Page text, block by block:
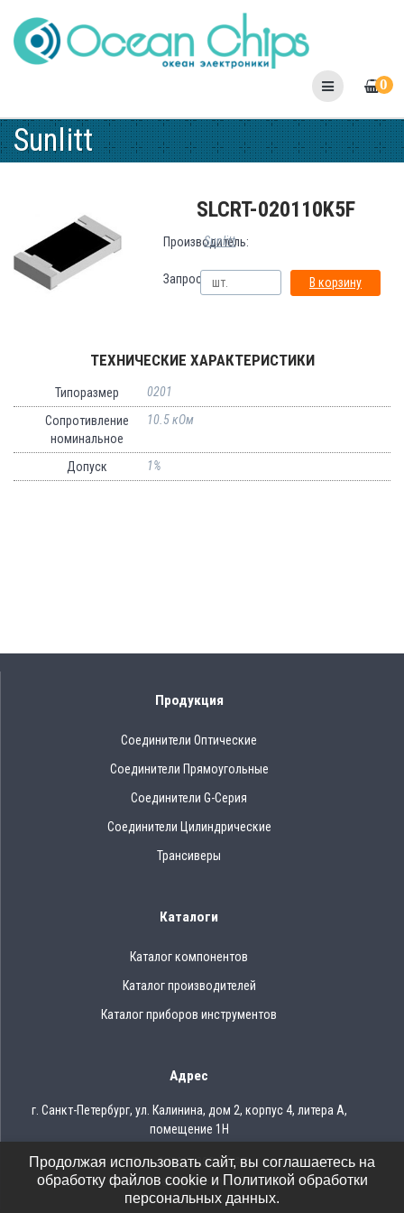
to
content
0
Sunlitt
SLCRT-020110K5F
Производитель:
Sunlitt
Запрос: В корзину
ТЕХНИЧЕСКИЕ ХАРАКТЕРИСТИКИ
Типоразмер
0201
Сопротивление
номинальное
10.5 кОм
Допуск 1%
Продукция
Соединители Оптические
Соединители Прямоугольные
Соединители G-Серия
Соединители Цилиндрические
Трансиверы
Каталоги
Каталог компонентов
Каталог производителей
Каталог приборов инструментов
Адрес
г. Санкт-Петербург, ул. Калинина, дом 2, корпус 4, литера А,
помещение 1Н
Тел.: 8 (812) 309-75-97
Email: ocean@oceanchips.ru
Продолжая использовать сайт, вы соглашаетесь на
обработку файлов cookie и Политикой обработки
персональных данных.